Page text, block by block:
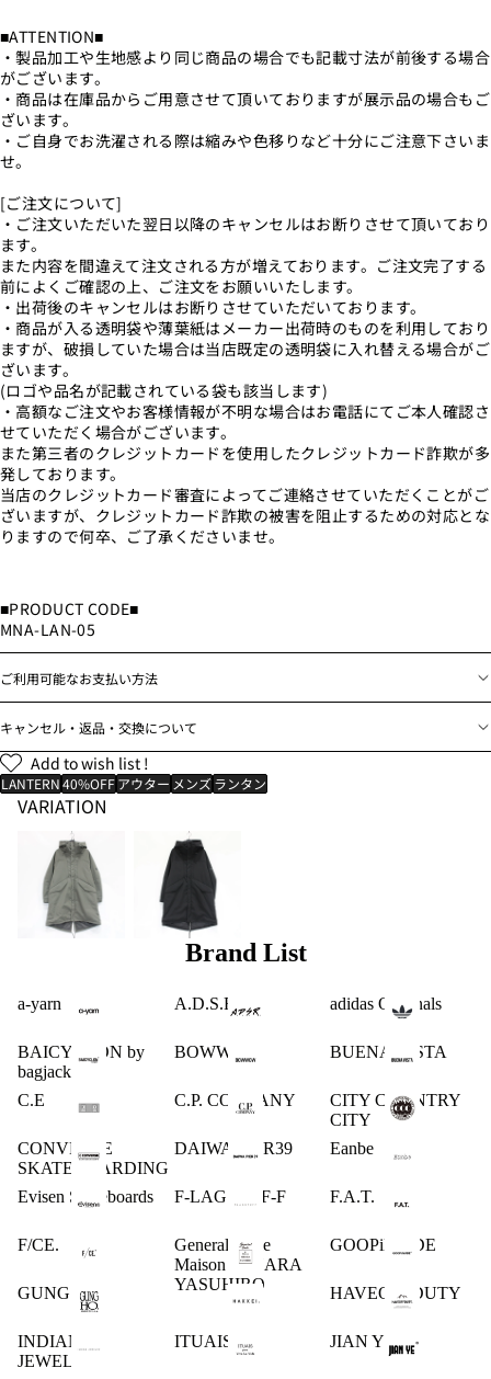
■ATTENTION■
・製品加工や生地感より同じ商品の場合でも記載寸法が前後する場合
がございます。
・商品は在庫品からご用意させて頂いておりますが展示品の場合もご
ざいます。
・ご自身でお洗濯される際は縮みや色移りなど十分にご注意下さいま
せ。
[ご注文について]
・ご注文いただいた翌日以降のキャンセルはお断りさせて頂いており
ます。
また内容を間違えて注文される方が増えております。ご注文完了する
前によくご確認の上、ご注文をお願いいたします。
・出荷後のキャンセルはお断りさせていただいております。
・商品が入る透明袋や薄葉紙はメーカー出荷時のものを利用しており
ますが、破損していた場合は当店既定の透明袋に入れ替える場合がご
ざいます。
(ロゴや品名が記載されている袋も該当します)
・高額なご注文やお客様情報が不明な場合はお電話にてご本人確認さ
せていただく場合がございます。
また第三者のクレジットカードを使用したクレジットカード詐欺が多
発しております。
当店のクレジットカード審査によってご連絡させていただくことがご
ざいますが、クレジットカード詐欺の被害を阻止するための対応とな
りますので何卒、ご了承くださいませ。
■PRODUCT CODE■
MNA-LAN-05
ご利用可能なお支払い方法
キャンセル・返品・交換について
Add to wish list !
LANTERN40%OFFアウター メンズランタン
VARIATION
Brand List
a-yarn A.D.S.R. adidas Originals
BAICYCLON by
bagjack
BOWWOW BUENA VISTA
C.E C.P. COMPANY
CITY COUNTRY
CITY
CONVERSE
SKATEBOARDING
DAIWA PIER39 Eanbe
Evisen Skateboards F-LAGSTUF-F F.A.T.
F/CE.
General Scale
Maison MIHARA
YASUHIRO
GOOPiMADE
GUNG HO HAVEOFFDUTY
INDIAN
JEWELRY
ITUAIS JIAN YE